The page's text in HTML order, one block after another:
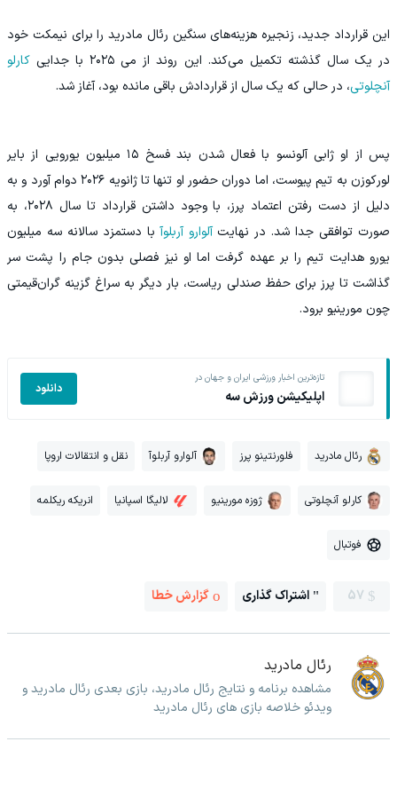
این قرارداد جدید، زنجیره هزینه‌های سنگین رئال مادرید را برای نیمکت خود
در یک سال گذشته تکمیل می‌کند. این روند از می ۲۰۲۵ با جدایی
کارلو
آنچلوتی، در حالی که یک سال از قراردادش باقی مانده بود، آغاز شد.
پس از او ژابی آلونسو با فعال شدن بند فسخ ۱۵ میلیون یورویی از بایر
لورکوزن به تیم پیوست، اما دوران حضور او تنها تا ژانویه ۲۰۲۶ دوام آورد و به
دلیل از دست رفتن اعتماد پرز، با وجود داشتن قرارداد تا سال ۲۰۲۸، به
صورت توافقی جدا شد. در نهایتآلوارو آربلوآبا دستمزد سالانه سه میلیون
یورو هدایت تیم را بر عهده گرفت اما او نیز فصلی بدون جام را پشت سر
گذاشت تا پرز برای حفظ صندلی ریاست، بار دیگر به سراغ گزینه گران‌قیمتی
چون مورینیو برود.
تازه‌ترین اخبار ورزشی ایران و جهان در
اپلیکیشن ورزش سه دانلود
رئال مادرید فلورنتینو پرز آلوارو آربلوآ نقل و انتقالات اروپا
کارلو آنچلوتی ژوزه مورینیو لالیگا اسپانیا انریکه ریکلمه
فوتبال
57 اشتراک گذاری گزارش خطا
رئال مادرید
مشاهده برنامه و نتایج رئال مادرید، بازی بعدی رئال مادرید و
ویدئو خلاصه بازی های رئال مادرید